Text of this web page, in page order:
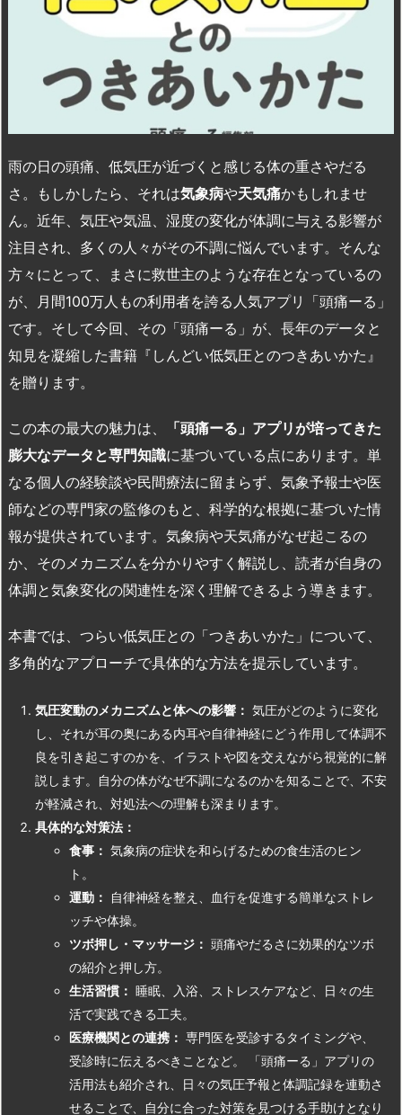
雨の日の頭痛、低気圧が近づくと感じる体の重さやだる
さ。もしかしたら、それは気象病や天気痛かもしれませ
ん。近年、気圧や気温、湿度の変化が体調に与える影響が
注目され、多くの人々がその不調に悩んでいます。そんな
方々にとって、まさに救世主のような存在となっているの
が、月間100万人もの利用者を誇る人気アプリ「頭痛ーる」
です。そして今回、その「頭痛ーる」が、長年のデータと
知見を凝縮した書籍『しんどい低気圧とのつきあいかた』
を贈ります。
この本の最大の魅力は、
「頭痛ーる」アプリが培ってきた
膨大なデータと専門知識に基づいている点にあります。単
なる個人の経験談や民間療法に留まらず、気象予報士や医
師などの専門家の監修のもと、科学的な根拠に基づいた情
報が提供されています。気象病や天気痛がなぜ起こるの
か、そのメカニズムを分かりやすく解説し、読者が自身の
体調と気象変化の関連性を深く理解できるよう導きます。
本書では、つらい低気圧との「つきあいかた」について、
多角的なアプローチで具体的な方法を提示しています。
気圧変動のメカニズムと体への影響： 気圧がどのように変化
し、それが耳の奥にある内耳や自律神経にどう作用して体調不
良を引き起こすのかを、イラストや図を交えながら視覚的に解
説します。自分の体がなぜ不調になるのかを知ることで、不安
が軽減され、対処法への理解も深まります。
具体的な対策法：
食事： 気象病の症状を和らげるための食生活のヒン
ト。
運動：
自律神経を整え、血行を促進する簡単なストレ
ッチや体操。
ツボ押し・マッサージ： 頭痛やだるさに効果的なツボ
の紹介と押し方。
生活習慣： 睡眠、入浴、ストレスケアなど、日々の生
活で実践できる工夫。
医療機関との連携： 専門医を受診するタイミングや、
受診時に伝えるべきことなど。 「頭痛ーる」アプリの
活用法も紹介され、日々の気圧予報と体調記録を連動さ
せることで、自分に合った対策を見つける手助けとなり